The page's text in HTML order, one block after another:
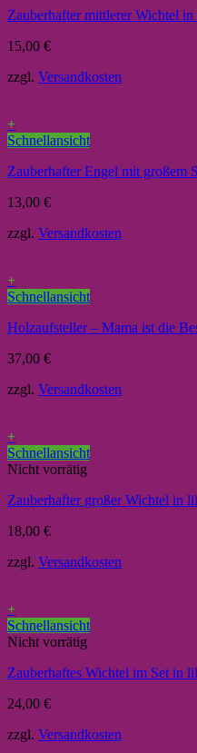
Zauberhafter mittlerer Wichtel in
15,00 €
zzgl. Versandkosten
+
Schnellansicht
Zauberhafter Engel mit großem
13,00 €
zzgl. Versandkosten
+
Schnellansicht
Holzaufsteller – Mama ist die
37,00 €
zzgl. Versandkosten
+
Schnellansicht
Nicht vorrätig
Zauberhafter großer Wichtel in
18,00 €
zzgl. Versandkosten
+
Schnellansicht
Nicht vorrätig
Zauberhaftes Wichtel im Set in
24,00 €
zzgl. Versandkosten